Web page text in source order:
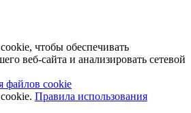
чтобы обеспечивать
веб-сайта и анализировать сетевой
файлов cookie
Правила использования